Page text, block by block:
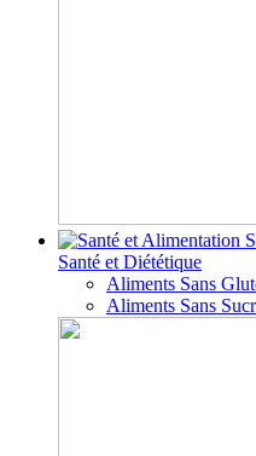
Santé et Diététique
Aliments Sans
Aliments Sans